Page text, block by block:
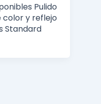
Pulido
color y reflejo
Standard